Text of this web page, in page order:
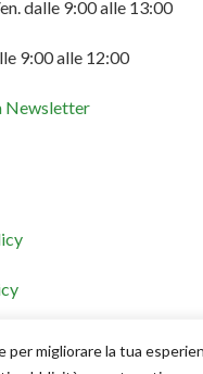
per migliorare la tua
dalle 9:00 alle 13:00
9:00 alle 12:00
Newsletter